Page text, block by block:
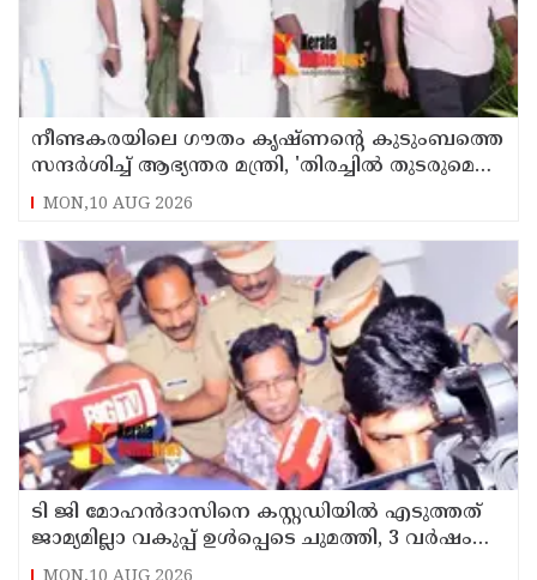
നീണ്ടകരയിലെ ഗൗതം കൃഷ്ണന്റെ കുടുംബത്തെ
സന്ദര്‍ശിച്ച് ആഭ്യന്തര മന്ത്രി, 'തിരച്ചില്‍ തുടരുമെന്ന്
ഉറപ്പ്
MON,10 AUG 2026
ടി ജി മോഹന്‍ദാസിനെ കസ്റ്റഡിയില്‍ എടുത്തത്
ജാമ്യമില്ലാ വകുപ്പ് ഉള്‍പ്പെടെ ചുമത്തി, 3 വര്‍ഷം
വരെ ശിക്ഷ ലഭിച്ചേക്കാം